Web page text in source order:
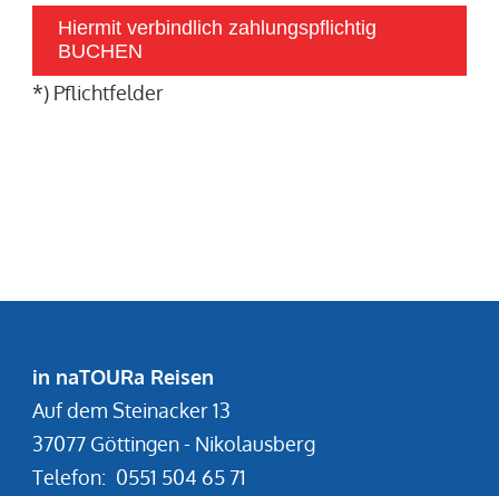
Hiermit verbindlich zahlungspflichtig
BUCHEN
*) Pflichtfelder
in naTOURa Reisen
Auf dem Steinacker 13
37077 Göttingen - Nikolausberg
Telefon: 0551 504 65 71